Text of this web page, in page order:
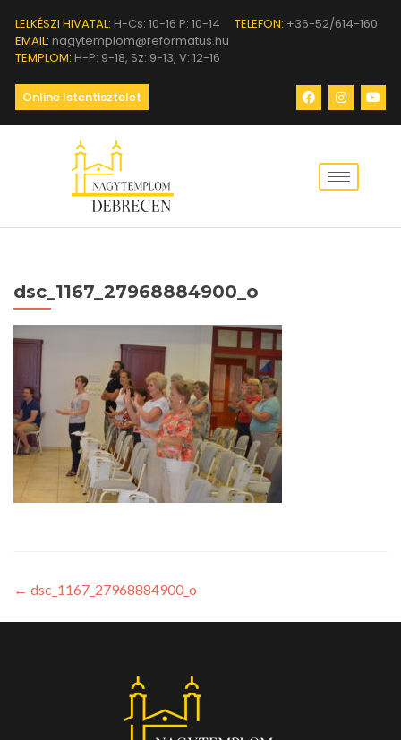
LELKÉSZI HIVATAL: H-Cs: 10-16 P: 10-14 TELEFON: +36-52/614-160
EMAIL: nagytemplom@reformatus.hu
TEMPLOM: H-P: 9-18, Sz: 9-13, V: 12-16
Online Istentisztelet
dsc_1167_27968884900_o
← dsc_1167_27968884900_o